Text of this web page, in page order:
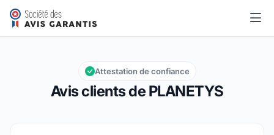
PLANETYS
Note globale : 9,2 sur 10
9,2/10
Avis clients de PLANETYS
Attestation de confiance